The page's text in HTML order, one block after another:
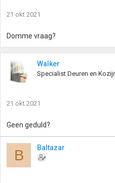
21 okt 2021
Domme vraag?
Walker
Specialist Deuren en
21 okt 2021
Geen geduld?
B Baltazar